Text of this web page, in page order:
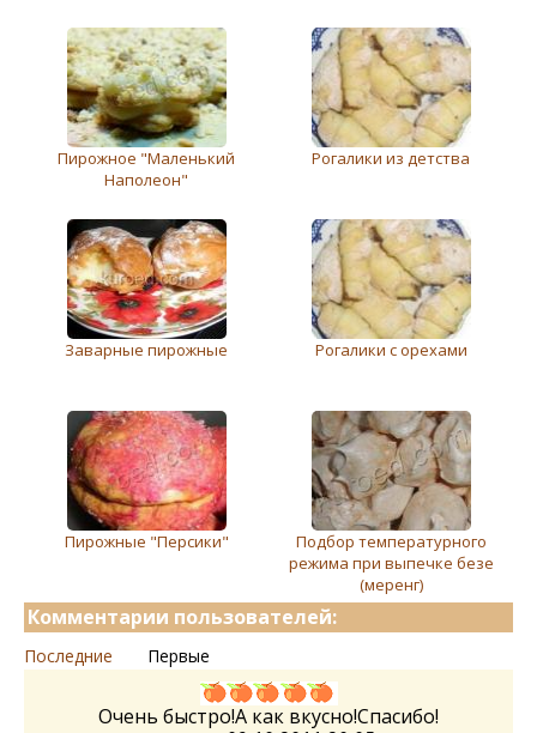
Пирожное "Маленький
Наполеон"
Рогалики из детства
Заварные пирожные Рогалики с орехами
Пирожные "Персики"
Подбор температурного
режима при выпечке безе
(меренг)
Комментарии пользователей:
Последние Первые
Очень быстро!А как вкусно!Спасибо!